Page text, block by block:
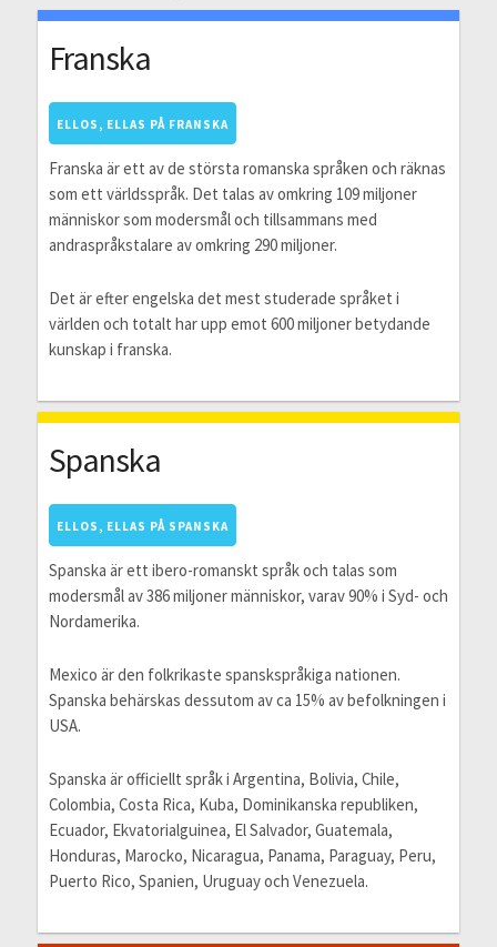
Franska
ELLOS, ELLAS PÅ FRANSKA
Franska är ett av de största romanska språken och räknas
som ett världsspråk. Det talas av omkring 109 miljoner
människor som modersmål och tillsammans med
andraspråkstalare av omkring 290 miljoner.
Det är efter engelska det mest studerade språket i
världen och totalt har upp emot 600 miljoner betydande
kunskap i franska.
Spanska
ELLOS, ELLAS PÅ SPANSKA
Spanska är ett ibero-romanskt språk och talas som
modersmål av 386 miljoner människor, varav 90% i Syd- och
Nordamerika.
Mexico är den folkrikaste spanskspråkiga nationen.
Spanska behärskas dessutom av ca 15% av befolkningen i
USA.
Spanska är officiellt språk i Argentina, Bolivia, Chile,
Colombia, Costa Rica, Kuba, Dominikanska republiken,
Ecuador, Ekvatorialguinea, El Salvador, Guatemala,
Honduras, Marocko, Nicaragua, Panama, Paraguay, Peru,
Puerto Rico, Spanien, Uruguay och Venezuela.